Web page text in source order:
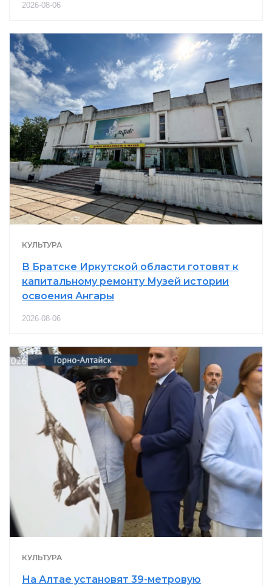
2026-08-06
КУЛЬТУРА
В Братске Иркутской области готовят к
капитальному ремонту Музей истории
освоения Ангары
2026-08-06
КУЛЬТУРА
На Алтае установят 39-метровую